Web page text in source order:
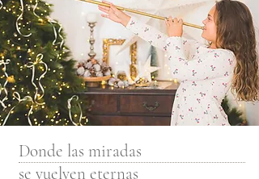
Donde las miradas
se vuelven eternas